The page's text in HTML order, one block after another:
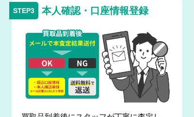
本人確認・口座情報登録